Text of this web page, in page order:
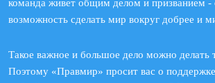
команда живет общим делом и призванием
возможность сделать мир вокруг добрее и
Такое важное и большое дело можно делать
Поэтому «Правмир» просит вас о